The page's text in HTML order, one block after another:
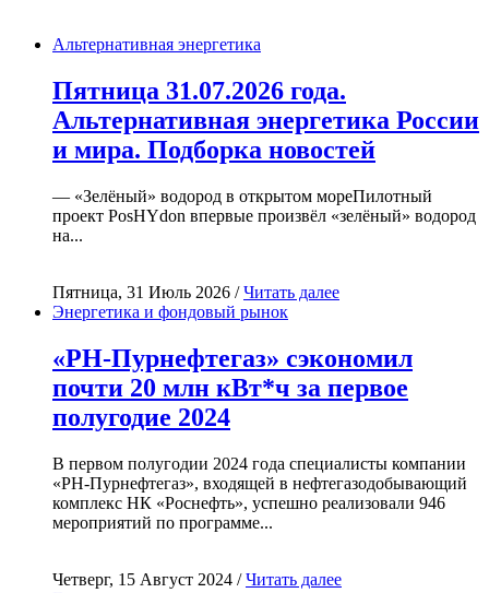
Альтернативная энергетика
Пятница 31.07.2026 года.
Альтернативная энергетика России
и мира. Подборка новостей
— «Зелёный» водород в открытом мореПилотный
проект PosHYdon впервые произвёл «зелёный» водород
на...
Пятница, 31 Июль 2026 /Читать далее
Энергетика и фондовый рынок
«РН-Пурнефтегаз» сэкономил
почти 20 млн кВт*ч за первое
полугодие 2024
В первом полугодии 2024 года специалисты компании
«РН-Пурнефтегаз», входящей в нефтегазодобывающий
комплекс НК «Роснефть», успешно реализовали 946
мероприятий по программе...
Четверг, 15 Август 2024 /Читать далее